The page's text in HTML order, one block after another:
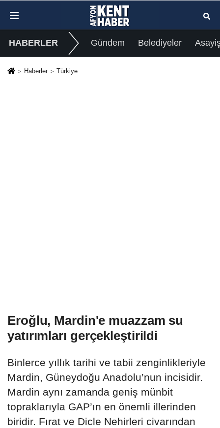
HABERLER Gündem Belediyeler
Haberler Türkiye
Eroğlu, Mardin'e muazzam su
yatırımları gerçekleştirildi
Binlerce yıllık tarihi ve tabii zenginlikleriyle
Mardin, Güneydoğu Anadolu’nun incisidir.
Mardin aynı zamanda geniş münbit
topraklarıyla GAP’ın en önemli illerinden
biridir. Fırat ve Dicle Nehirleri civarından